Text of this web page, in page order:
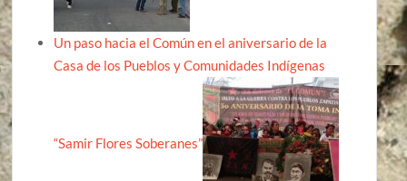
Un paso hacia el Común en el aniversario de la
Casa de los Pueblos y Comunidades Indígenas
“Samir Flores Soberanes”